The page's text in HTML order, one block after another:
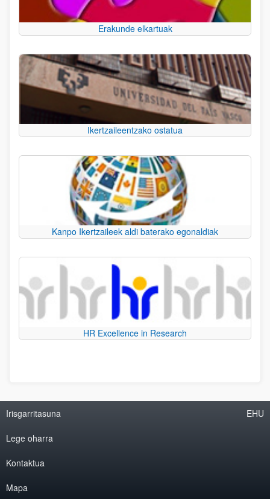
Erakunde elkartuak
Ikertzaileentzako ostatua
Kanpo Ikertzaileek aldi baterako egonaldiak
HR Excellence in Research
Irisgarritasuna
Lege oharra
Kontaktua
Mapa
EHU